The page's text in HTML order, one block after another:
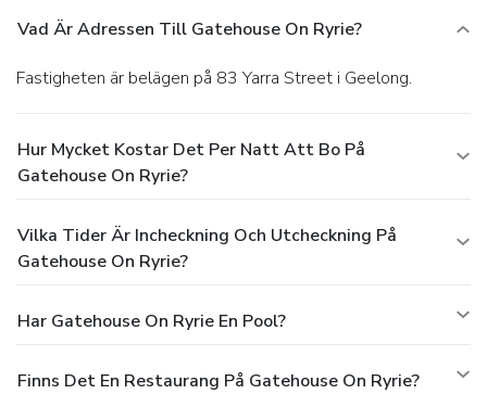
Vad Är Adressen Till Gatehouse On Ryrie?
Fastigheten är belägen på 83 Yarra Street i Geelong.
Hur Mycket Kostar Det Per Natt Att Bo På
Gatehouse On Ryrie?
Vilka Tider Är Incheckning Och Utcheckning På
Gatehouse On Ryrie?
Har Gatehouse On Ryrie En Pool?
Finns Det En Restaurang På Gatehouse On Ryrie?